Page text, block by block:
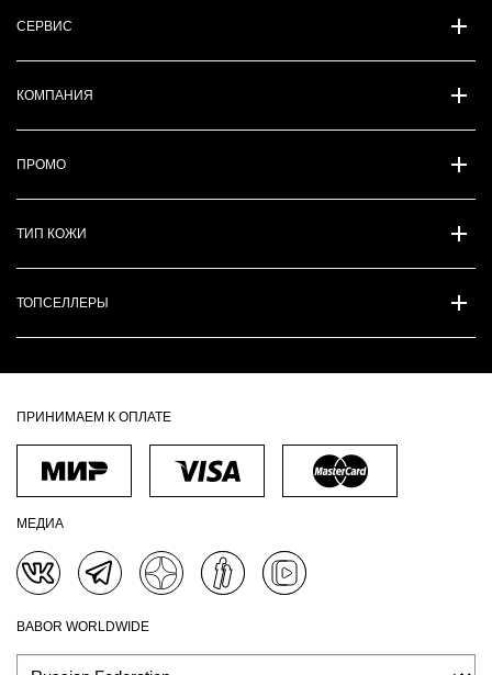
СЕРВИС
КОМПАНИЯ
ПРОМО
ТИП КОЖИ
ТОПСЕЛЛЕРЫ
ПРИНИМАЕМ К ОПЛАТЕ
МЕДИА
BABOR WORLDWIDE